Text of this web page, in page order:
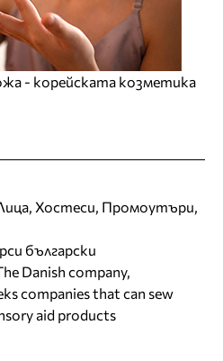
- корейската козметика
Хостеси, Промоутъри,
български
Danish company,
companies that can sew
aid products